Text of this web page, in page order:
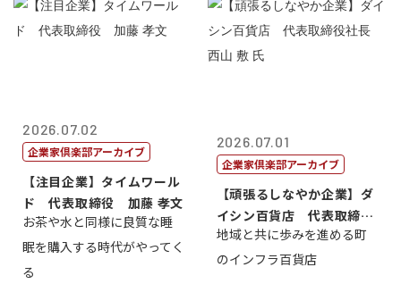
2026.07.02
企業家倶楽部アーカイブ
【注目企業】タイムワール
ド 代表取締役 加藤 孝文
お茶や水と同様に良質な睡
眠を購入する時代がやってく
る
2026.07.01
企業家倶楽部アーカイブ
【頑張るしなやか企業】ダ
イシン百貨店 代表取締役
社長 西山 ...
地域と共に歩みを進める町
のインフラ百貨店